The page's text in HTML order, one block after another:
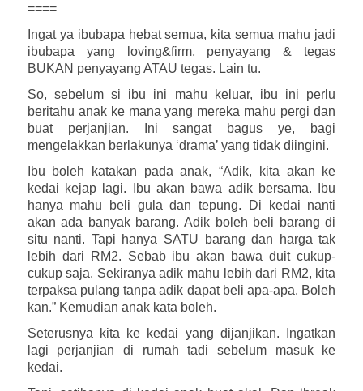
====
Ingat ya ibubapa hebat semua, kita semua mahu jadi
ibubapa yang loving&firm, penyayang & tegas
BUKAN penyayang ATAU tegas. Lain tu.
So, sebelum si ibu ini mahu keluar, ibu ini perlu
beritahu anak ke mana yang mereka mahu pergi dan
buat perjanjian. Ini sangat bagus ye, bagi
mengelakkan berlakunya ‘drama’ yang tidak diingini.
Ibu boleh katakan pada anak, “Adik, kita akan ke
kedai kejap lagi. Ibu akan bawa adik bersama. Ibu
hanya mahu beli gula dan tepung. Di kedai nanti
akan ada banyak barang. Adik boleh beli barang di
situ nanti. Tapi hanya SATU barang dan harga tak
lebih dari RM2. Sebab ibu akan bawa duit cukup-
cukup saja. Sekiranya adik mahu lebih dari RM2, kita
terpaksa pulang tanpa adik dapat beli apa-apa. Boleh
kan.” Kemudian anak kata boleh.
Seterusnya kita ke kedai yang dijanjikan. Ingatkan
lagi perjanjian di rumah tadi sebelum masuk ke
kedai.